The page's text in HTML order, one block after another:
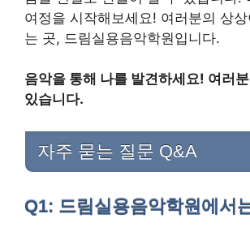
여정을 시작해보세요! 여러분의 상
는 곳, 드림실용음악학원입니다.
음악을 통해 나를 발견하세요! 여러
있습니다.
자주 묻는 질문 Q&A
Q1: 드림실용음악학원에서